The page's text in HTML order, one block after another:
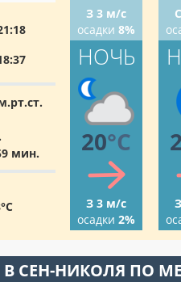
мин.
З 3 м/с
осадки 8%
НОЧЬ
20°C
З 3 м/с
осадки 2%
СЕН-НИКОЛЯ ПО